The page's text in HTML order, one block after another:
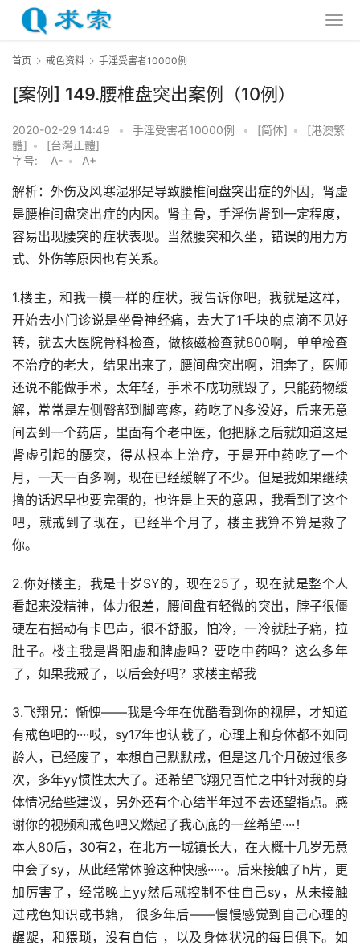
首页 戒色资料 手淫受害者10000例
[案例] 149.腰椎盘突出案例（10例）
2020-02-29 14:49 • 手淫受害者10000例 • [简体] •
[港澳繁
體] •
[台灣正體]
字号:
A- • A+
解析：外伤及风寒湿邪是导致腰椎间盘突出症的外因，肾虚
是腰椎间盘突出症的内因。肾主骨，手淫伤肾到一定程度，
容易出现腰突的症状表现。当然腰突和久坐，错误的用力方
式、外伤等原因也有关系。
1.楼主，和我一模一样的症状，我告诉你吧，我就是这样，
开始去小门诊说是坐骨神经痛，去大了1千块的点滴不见好
转，就去大医院骨科检查，做核磁检查就800啊，单单检查
不治疗的老大，结果出来了，腰间盘突出啊，泪奔了，医师
还说不能做手术，太年轻，手术不成功就毁了，只能药物缓
解，常常是左侧臀部到脚弯疼，药吃了N多没好，后来无意
间去到一个药店，里面有个老中医，他把脉之后就知道这是
肾虚引起的腰突，得从根本上治疗，于是开中药吃了一个
月，一天一百多啊，现在已经缓解了不少。但是我如果继续
撸的话迟早也要完蛋的，也许是上天的意思，我看到了这个
吧，就戒到了现在，已经半个月了，楼主我算不算是救了
你。
2.你好楼主，我是十岁SY的，现在25了，现在就是整个人
看起来没精神，体力很差，腰间盘有轻微的突出，脖子很僵
硬左右摇动有卡巴声，很不舒服，怕冷，一冷就肚子痛，拉
肚子。楼主我是肾阳虚和脾虚吗？要吃中药吗？这么多年
了，如果我戒了，以后会好吗？求楼主帮我
3.飞翔兄：惭愧——我是今年在优酷看到你的视屏，才知道
有戒色吧的····哎，sy17年也认栽了，心理上和身体都不如同
龄人，已经废了，本想自己默默戒，但是这几个月破过很多
次，多年yy惯性太大了。还希望飞翔兄百忙之中针对我的身
体情况给些建议，另外还有个心结半年过不去还望指点。感
谢你的视频和戒色吧又燃起了我心底的一丝希望····！
本人80后，30有2，在北方一城镇长大，在大概十几岁无意
中会了sy，从此经常体验这种快感·····。后来接触了h片，更
加厉害了，经常晚上yy然后就控制不住自己sy，从未接触
过戒色知识或书籍， 很多年后——慢慢感觉到自己心理的
龌龊，和猥琐，没有自信 ，以及身体状况的每日俱下。如